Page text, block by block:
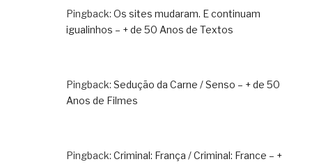
Pingback: Os sites mudaram. E continuam
igualinhos – + de 50 Anos de Textos
Pingback: Sedução da Carne / Senso – + de 50
Anos de Filmes
Pingback: Criminal: França / Criminal: France – +